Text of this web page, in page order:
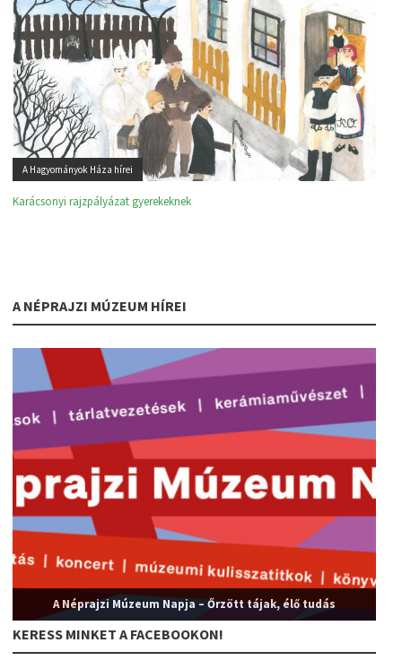
A Hagyományok Háza hírei
Karácsonyi rajzpályázat gyerekeknek
A NÉPRAJZI MÚZEUM HÍREI
A Néprajzi Múzeum Napja – Őrzött tájak, élő tudás
KERESS MINKET A FACEBOOKON!